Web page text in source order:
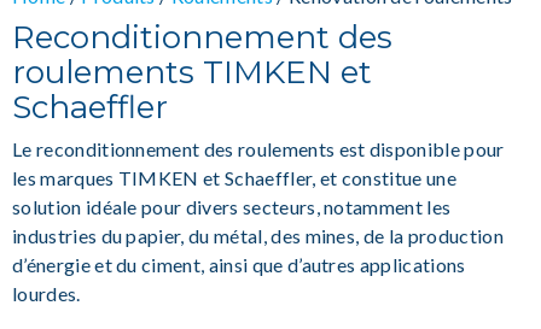
Reconditionnement des
roulements TIMKEN et
Schaeffler
Le reconditionnement des roulements est disponible pour
les marques TIMKEN et Schaeffler, et constitue une
solution idéale pour divers secteurs, notamment les
industries du papier, du métal, des mines, de la production
d’énergie et du ciment, ainsi que d’autres applications
lourdes.